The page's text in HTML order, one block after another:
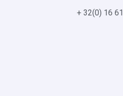
+ 32(0) 16